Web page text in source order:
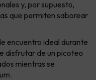
y, por supuesto,
que permiten saborear
encuentro ideal durante
disfrutar de un picoteo
mientras se